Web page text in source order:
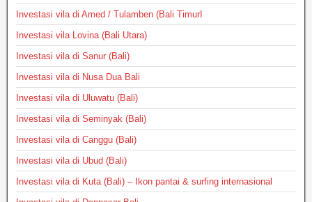
Investasi vila di Amed / Tulamben (Bali TimurI
Investasi vila Lovina (Bali Utara)
Investasi vila di Sanur (Bali)
Investasi vila di Nusa Dua Bali
Investasi vila di Uluwatu (Bali)
Investasi vila di Seminyak (Bali)
Investasi vila di Canggu (Bali)
Investasi vila di Ubud (Bali)
Investasi vila di Kuta (Bali) – Ikon pantai & surfing internasional